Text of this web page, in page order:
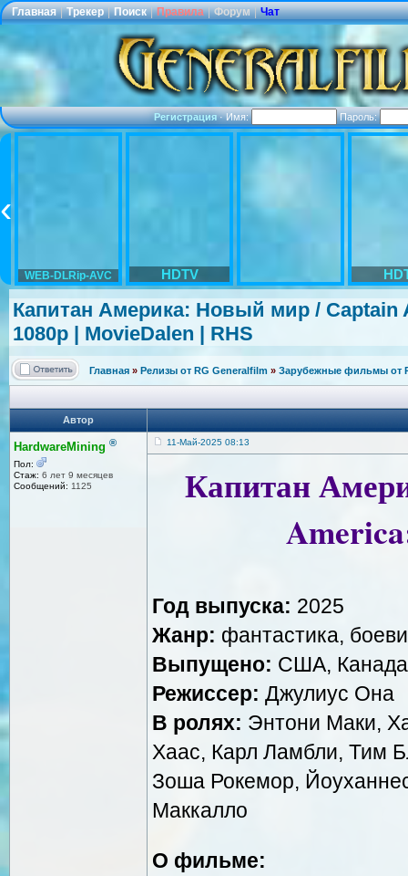
Главная | Трекер | Поиск | Правила | Форум | Чат
Регистрация·Имя: Пароль:
WEB-DLRip-AVC HDTV
Капитан Америка: Новый мир / Captain
1080p | MovieDalen | RHS
Главная » Релизы от RG Generalfilm » Зарубежные фильмы от
Автор
HardwareMining ®
Пол:
Стаж: 6 лет 9 месяцев
Сообщений: 1125
11-Май-2025 08:13
Капитан
Год выпуска: 2025
Жанр: фантастика,
Выпущено: США, Канада
Режиссер: Джулиус Она
В ролях: Энтони Маки,
Хаас, Карл Ламбли, Тим
Зоша Рокемор,
Маккалло
О фильме: